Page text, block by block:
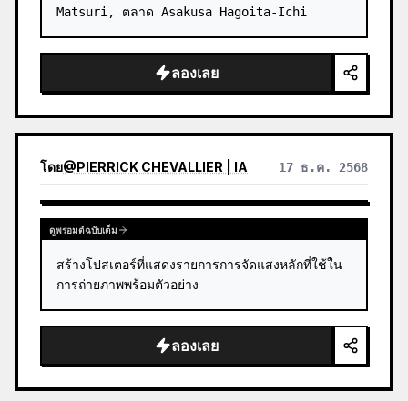
Matsuri, ตลาด Asakusa Hagoita-Ichi
ลองเลย
โดย@PIERRICK CHEVALLIER | IA 17 ธ.ค. 2568
ดูพรอมต์ฉบับเต็ม
สร้างโปสเตอร์ที่แสดงรายการการจัดแสงหลักที่ใช้ใน
การถ่ายภาพพร้อมตัวอย่าง
ลองเลย